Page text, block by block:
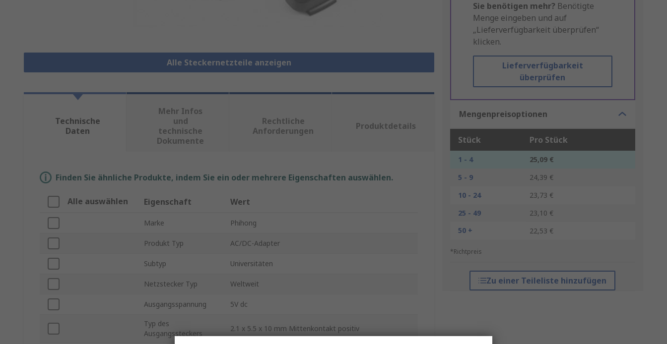
Alle Steckernetzteile anzeigen
Sie benötigen mehr? Benötigte
Menge eingeben und auf
„Lieferverfügbarkeit überprüfen“
klicken.
Lieferverfügbarkeit
überprüfen
Mengenpreisoptionen
Stück Pro Stück
1 - 4
25,09 €
5 - 9
24,39 €
10 - 24
23,73 €
25 - 49
23,10 €
50 +
22,53 €
*Richtpreis
Zu einer Teileliste hinzufügen
Technische
Daten
Mehr Infos
und
technische
Dokumente
Rechtliche
Anforderungen
Produktdetails
Finden Sie ähnliche Produkte, indem Sie ein oder mehrere Eigenschaften auswählen.
Alle auswählen Eigenschaft Wert
Marke Phihong
Produkt Typ AC/DC-Adapter
Subtyp Universitäten
Netzstecker Typ Weltweit
Ausgangsspannung 5V dc
Typ des
Ausgangssteckers
2.1 x 5.5 x 10 mm Mittenkontakt positiv